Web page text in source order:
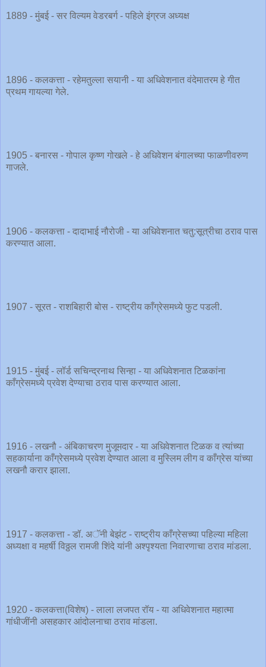
1889 - मुंबई - सर विल्यम वेडरबर्ग - पहिले इंग्रज अध्यक्ष
1896 - कलकत्ता - रहेमतुल्ला सयानी - या अधिवेशनात वंदेमातरम हे गीत
प्रथम गायल्या गेले.
1905 - बनारस - गोपाल कृष्ण गोखले - हे अधिवेशन बंगालच्या फाळणीवरुण
गाजले.
1906 - कलकत्ता - दादाभाई नौरोजी - या अधिवेशनात चतु:सूत्रीचा ठराव पास
करण्यात आला.
1907 - सूरत - राशबिहारी बोस - राष्ट्रीय काँग्रेसमध्ये फुट पडली.
1915 - मुंबई - लॉर्ड सचिन्द्रनाथ सिन्हा - या अधिवेशनात टिळकांना
काँग्रेसमध्ये प्रवेश देण्याचा ठराव पास करण्यात आला.
1916 - लखनौ - अंबिकाचरण मुजूमदार - या अधिवेशनात टिळक व त्यांच्या
सहकार्याना काँग्रेसमध्ये प्रवेश देण्यात आला व मुस्लिम लीग व काँग्रेस यांच्या
लखनौ करार झाला.
1917 - कलकत्ता - डॉ. अॅनी बेझंट - राष्ट्रीय काँग्रेसच्या पहिल्या महिला
अध्यक्षा व महर्षी विठ्ठल रामजी शिंदे यांनी अश्पृश्यता निवारणाचा ठराव मांडला.
1920 - कलकत्ता(विशेष) - लाला लजपत रॉय - या अधिवेशनात महात्मा
गांधीजींनी असहकार आंदोलनाचा ठराव मांडला.